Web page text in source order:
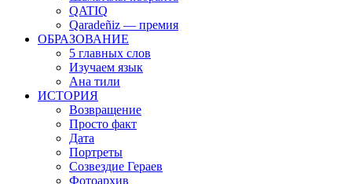
QATIQ
Qaradeñiz — премия
ОБРАЗОВАНИЕ
5 главных слов
Изучаем язык
Ана тили
ИСТОРИЯ
Возвращение
Просто факт
Дата
Портреты
Созвездие Гераев
Фотоархив